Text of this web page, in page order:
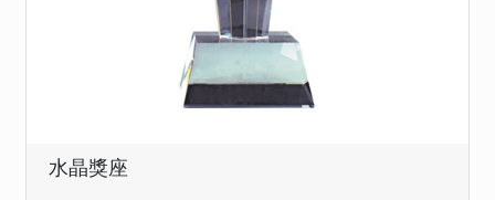
水晶獎座